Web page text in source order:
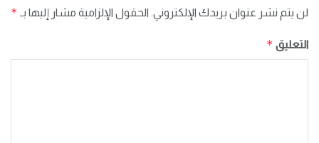
لن يتم نشر عنوان بريدك الإلكتروني. الحقول الإلزامية مشار إليها بـ *
التعليق *